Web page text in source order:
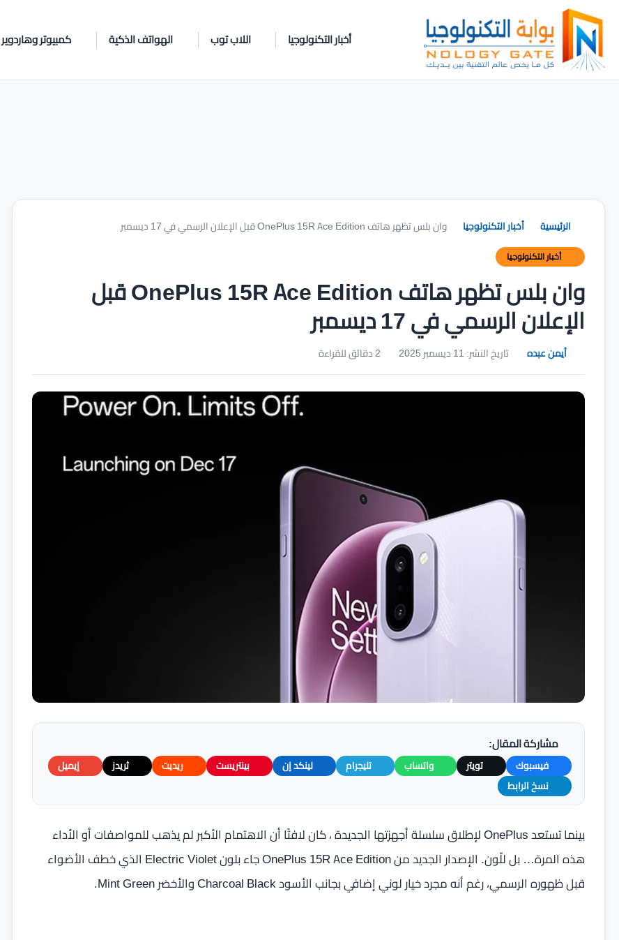
أخبار التكنولوجيا اللاب توب الهواتف الذكية كمبيوتر وهاردوير
الرئيسية أخبار التكنولوجيا وان بلس تظهر هاتف OnePlus 15R Ace Edition قبل الإعلان الرسمي في 17 ديسمبر
أخبار التكنولوجيا
وان بلس تظهر هاتف OnePlus 15R Ace Edition قبل
الإعلان الرسمي في 17 ديسمبر
أيمن عبده تاريخ النشر: 11 ديسمبر 2025
مشاركة المقال:
فيسبوك تويتر واتساب تليجرام لينكد إن بينتريست ريديت ثريدز
إيميل
نسخ الرابط
بينما تستعد OnePlus لإطلاق سلسلة أجهزتها الجديدة ، كان لافتًا أن الاهتمام الأكبر لم يذهب للمواصفات أو الأداء
هذه المرة… بل للّون. الإصدار الجديد من OnePlus 15R Ace Edition جاء بلون Electric Violet الذي خطف الأضواء
قبل ظهوره الرسمي، رغم أنه مجرد خيار لوني إضافي بجانب الأسود Charcoal Black والأخضر Mint Green.